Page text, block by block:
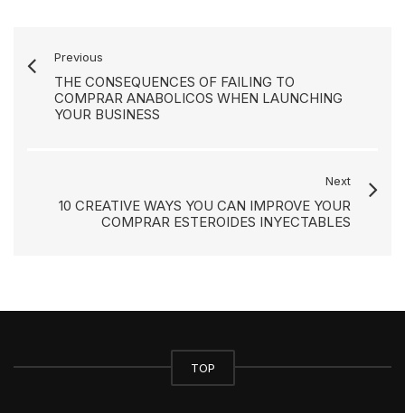
Previous
THE CONSEQUENCES OF FAILING TO
COMPRAR ANABOLICOS WHEN LAUNCHING
YOUR BUSINESS
Next
10 CREATIVE WAYS YOU CAN IMPROVE YOUR
COMPRAR ESTEROIDES INYECTABLES
TOP